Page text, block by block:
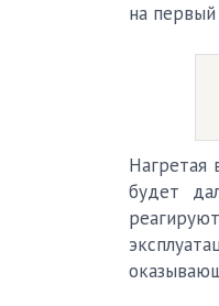
на первый
Нагретая
будет